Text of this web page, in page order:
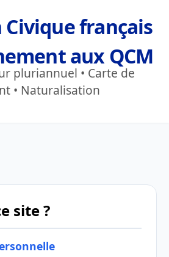
Civique français
aux QCM
pluriannuel • Carte de
• Naturalisation
site ?